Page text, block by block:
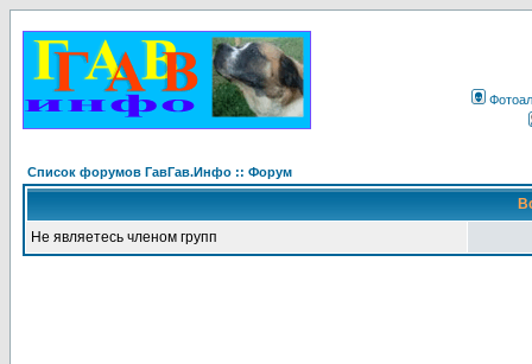
Список форумов ГавГав.Инфо :: Форум
Не являетесь членом групп